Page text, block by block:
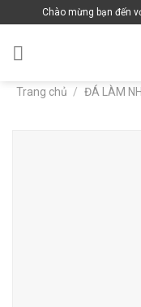
to
content
Chào mừng bạn đến
Trang chủ / ĐÁ LÀM